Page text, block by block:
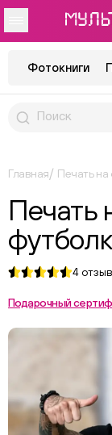
Фотокниги
Главная Печать на
Печать
4
Подарочный